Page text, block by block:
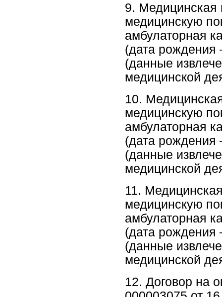
9. Медицинская
медицинскую
амбулаторная
(дата рождения
(данные
медицинской
10.
медицинскую
амбулаторная
(дата рождения
(данные
медицинской
11.
медицинскую
амбулаторная
(дата рождения
(данные
медицинской
12. Договор на